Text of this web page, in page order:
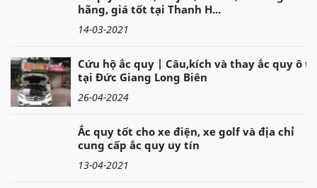
hãng, giá tốt tại Thanh H...
14-03-2021
Cứu hộ ắc quy | Câu,kích và thay ắc quy ô tô
tại Đức Giang Long Biên
26-04-2024
Ắc quy tốt cho xe điện, xe golf và địa chỉ
cung cấp ắc quy uy tín
13-04-2021